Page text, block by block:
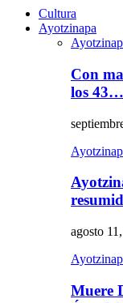
Cultura
Ayotzinapa
Con
los 43…
agosto
Muere